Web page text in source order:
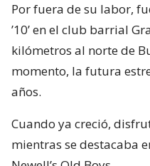
Por fuera de su labor,
’10’ en el club barrial
kilómetros al norte de
momento, la futura
años.
Cuando ya creció,
mientras se destacaba